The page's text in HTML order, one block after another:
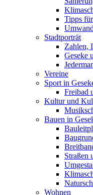
Tipps
Stadtporträt
Zahlen,
Geseke
Vereine
Sport in
Freibad
Kultur und
Bauen in
Straßen
Wohnen